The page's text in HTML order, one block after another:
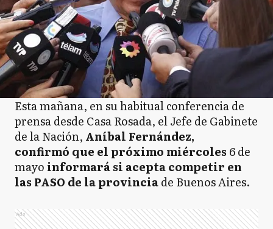
Esta mañana, en su habitual conferencia de
prensa desde Casa Rosada, el Jefe de Gabinete
de la Nación, Aníbal Fernández,
confirmó que el próximo miércoles 6 de
mayo informará si acepta competir en
las PASO de la provinciade Buenos Aires.
Ads